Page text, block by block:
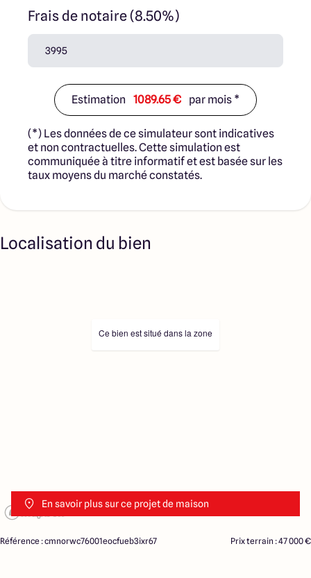
Frais de notaire (8.50%)
Estimation 1089.65 € par mois *
(*) Les données de ce simulateur sont indicatives
et non contractuelles. Cette simulation est
communiquée à titre informatif et est basée sur les
taux moyens du marché constatés.
Localisation du bien
En savoir plus sur ce projet de maison
Ce bien est situé dans la zone
Référence : cmnorwc76001eocfueb3ixr67 Prix terrain : 47 000 €